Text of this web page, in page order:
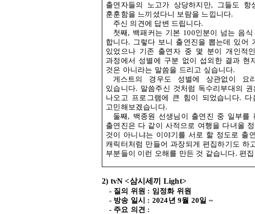
출연자들의 노고가 상당하지만, 그들도 항
훈훈함을 느끼셨다니 보람을 느낍니다.
주신 의견에 답변 드립니다.
첫째 , 백패커는 기본 100인분이 넘는 음
합니다. 그렇다 보니 출연진을 뽑는데 있어
있었으나 기존 출연자 중 몇 분이 개인적
과정에서 성별에 구분 없이 섭외한 결과 현
것은 아니라는 말씀을 드리고 싶습니다.
게스트의 경우도 성별에 상관없이 요
있습니다. 말씀주신 것처럼 독수리부대의 권
나오고 프로그램에 큰 힘이 되었습니다. 다
고민해보겠습니다.
둘째 , 백종원 선생님이 출연진 중 일부를
출연진은 다 같이 사적으로 여행을 다녀올
것이 아니냐는 이야기를 서로 할 정도로 출
캐릭터처럼 만들어 과장되게 편집하기도 하
부분들이 이런 오해를 만든 것 같습니다. 편
2) tvN <삼시세끼 Light>
- 질의 위원 : 임정화 위원
- 방송 일시 : 2024년9월 20일 ~
- 주요 의견 :